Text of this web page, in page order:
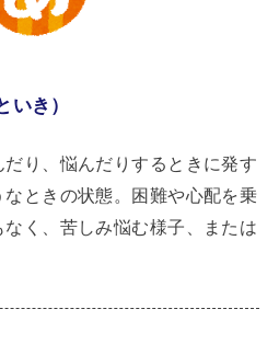
き）
り、悩んだりするときに発す
ときの状態。困難や心配を乗
く、苦しみ悩む様子、または